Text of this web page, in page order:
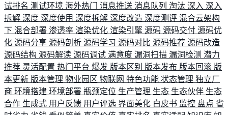
试排名 测试环境 海外热门 消息推送 消息队列 淘汰 深入 深入
拆解 深度 深度使用 深度拆解 深度改造 深度测评 混合云架构
下 混合部署 渗透率 渲染优化 渲染引擎 源码 源码交付 源码优
化 源码分享 源码剖析 源码学习 源码对比 源码推荐 源码改造
源码结构 源码解读 源码调试 满意度 漏洞扫描 漏洞检测 潜力
推荐 灵活配置 热门平台 爆发 版本区别 版本发布 版本回滚 版
本更新 版本管理 物业园区 物联网 特色功能 状态管理 独立厂
商 环境搭建 环境部署 瓶颈定位 生产管理 生态 生态伙伴 生态
合作 生成式 用户反馈 用户评选 界面美化 白皮书 监控 盘点 省